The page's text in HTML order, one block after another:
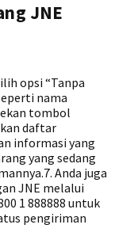
JNE
opsi “Tanpa
nama
tombol
daftar
informasi yang
yang sedang
Anda juga
JNE melalui
1 888888 untuk
pengiriman